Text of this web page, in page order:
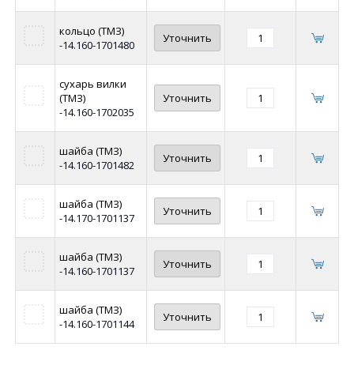
кольцо (ТМЗ)
-14.160-1701480
Уточнить
сухарь вилки
(ТМЗ)
-14.160-1702035
Уточнить
шайба (ТМЗ)
-14.160-1701482
Уточнить
шайба (ТМЗ)
-14.170-1701137
Уточнить
шайба (ТМЗ)
-14.160-1701137
Уточнить
шайба (ТМЗ)
-14.160-1701144
Уточнить